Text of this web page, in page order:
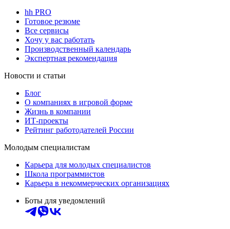
hh PRO
Готовое резюме
Все сервисы
Хочу у вас работать
Производственный календарь
Экспертная рекомендация
Новости и статьи
Блог
О компаниях в игровой форме
Жизнь в компании
ИТ-проекты
Рейтинг работодателей России
Молодым специалистам
Карьера для молодых специалистов
Школа программистов
Карьера в некоммерческих организациях
Боты для уведомлений